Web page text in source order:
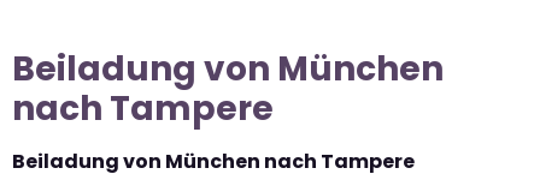
Beiladung von München
nach Tampere
Beiladung von München nach Tampere